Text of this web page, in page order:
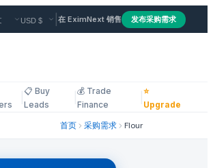
力的报价。
在 EximNext 销售 发布采购需求
📋 Buy
Leads
💰 Trade
Finance
⭐
Upgrade
首页 采购需求 Flour